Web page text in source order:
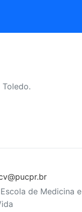
de Medicina e